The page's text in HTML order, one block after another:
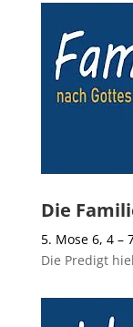
Die
5. Mose 6, 4 –
Die Predigt